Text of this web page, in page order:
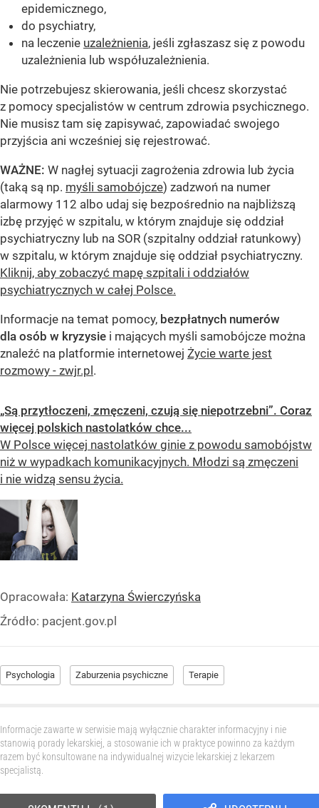
epidemicznego,
do psychiatry,
na leczenie uzależnienia, jeśli zgłaszasz się z powodu
uzależnienia lub współuzależnienia.
Nie potrzebujesz skierowania, jeśli chcesz skorzystać
z pomocy specjalistów w centrum zdrowia psychicznego.
Nie musisz tam się zapisywać, zapowiadać swojego
przyjścia ani wcześniej się rejestrować.
WAŻNE: W nagłej sytuacji zagrożenia zdrowia lub życia
(taką są np. myśli samobójcze) zadzwoń na numer
alarmowy 112 albo udaj się bezpośrednio na najbliższą
izbę przyjęć w szpitalu, w którym znajduje się oddział
psychiatryczny lub na SOR (szpitalny oddział ratunkowy)
w szpitalu, w którym znajduje się oddział psychiatryczny.
Kliknij, aby zobaczyć mapę szpitali i oddziałów
psychiatrycznych w całej Polsce.
Informacje na temat pomocy, bezpłatnych numerów
dla osób w kryzysie i mających myśli samobójcze można
znaleźć na platformie internetowej Życie warte jest
rozmowy - zwjr.pl.
„Są przytłoczeni, zmęczeni, czują się niepotrzebni”. Coraz
więcej polskich nastolatków chce...
W Polsce więcej nastolatków ginie z powodu samobójstw
niż w wypadkach komunikacyjnych. Młodzi są zmęczeni
i nie widzą sensu życia.
Opracowała: Katarzyna Świerczyńska
Źródło: pacjent.gov.pl
Psychologia Zaburzenia psychiczne Terapie
Informacje zawarte w serwisie mają wyłącznie charakter informacyjny i nie
stanowią porady lekarskiej, a stosowanie ich w praktyce powinno za każdym
razem być konsultowane na indywidualnej wizycie lekarskiej z lekarzem
specjalistą.